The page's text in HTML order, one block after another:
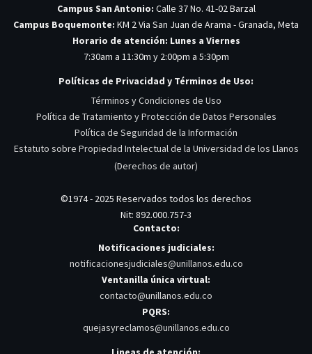
Campus San Antonio: Calle 37 No. 41-02 Barzal
Campus Boquemonte: KM 2 Via San Juan de Arama - Granada, Meta
Horario de atención: Lunes a Viernes
7:30am a 11:30m y 2:00pm a 5:30pm
Políticas de Privacidad y Términos de Uso:
Términos y Condiciones de Uso
Política de Tratamiento y Protección de Datos Personales
Política de Seguridad de la Información
Estatuto sobre Propiedad Intelectual de la Universidad de los Llanos
(Derechos de autor)
©1974 - 2025 Reservados todos los derechos
Nit: 892.000.757-3
Contacto:
Notificaciones judiciales:
notificacionesjudiciales@unillanos.edu.co
Ventanilla única virtual:
contacto@unillanos.edu.co
PQRS:
quejasyreclamos@unillanos.edu.co